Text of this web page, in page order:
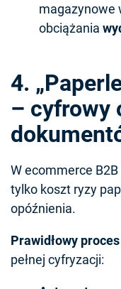
magazynowe
obciążania
4.
– cyfrowy
W ecommerce
tylko koszt ryzy
opóźnienia.
Prawidłowy
pełnej cyfryzacji: